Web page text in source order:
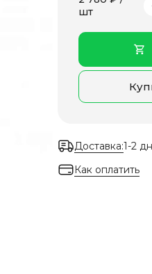
шт
Доставка:1-2
Как оплатить